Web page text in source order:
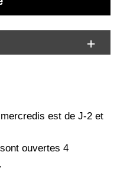
est de J-2 et
ouvertes 4